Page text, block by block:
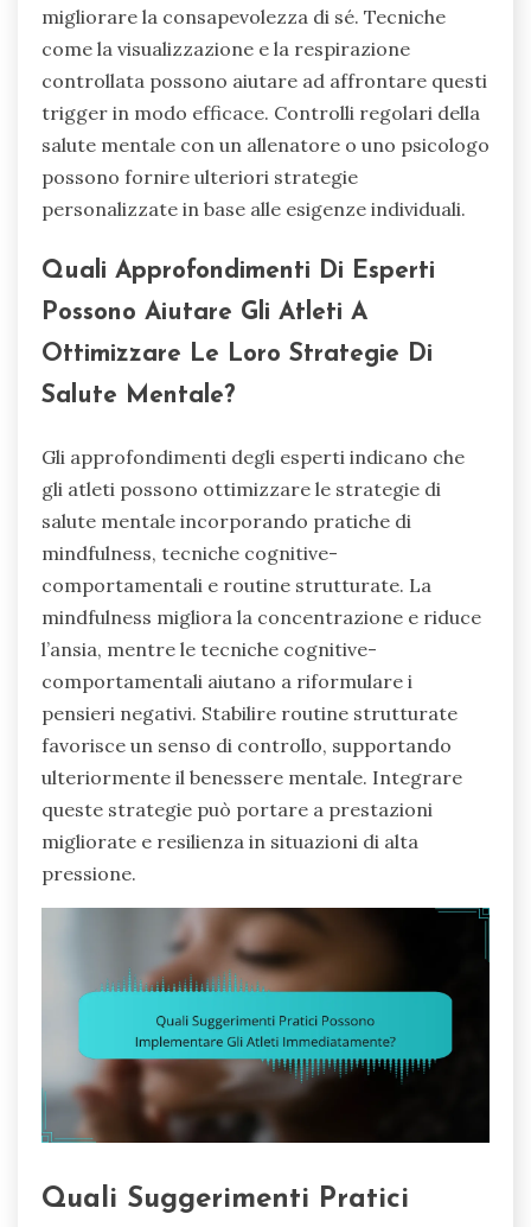
migliorare la consapevolezza di sé. Tecniche
come la visualizzazione e la respirazione
controllata possono aiutare ad affrontare questi
trigger in modo efficace. Controlli regolari della
salute mentale con un allenatore o uno psicologo
possono fornire ulteriori strategie
personalizzate in base alle esigenze individuali.
Quali Approfondimenti Di Esperti
Possono Aiutare Gli Atleti A
Ottimizzare Le Loro Strategie Di
Salute Mentale?
Gli approfondimenti degli esperti indicano che
gli atleti possono ottimizzare le strategie di
salute mentale incorporando pratiche di
mindfulness, tecniche cognitive-
comportamentali e routine strutturate. La
mindfulness migliora la concentrazione e riduce
l’ansia, mentre le tecniche cognitive-
comportamentali aiutano a riformulare i
pensieri negativi. Stabilire routine strutturate
favorisce un senso di controllo, supportando
ulteriormente il benessere mentale. Integrare
queste strategie può portare a prestazioni
migliorate e resilienza in situazioni di alta
pressione.
Quali Suggerimenti Pratici